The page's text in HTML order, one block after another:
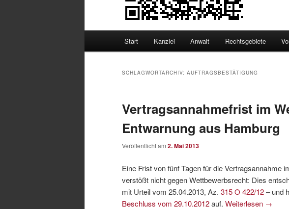
Start Kanzlei Anwalt Rechtsgebiete
SCHLAGWORTARCHIV: AUFTRAGSBESTÄTIGUNG
Vertragsannahmefrist im
Entwarnung aus Hamburg
Veröffentlicht am 2. Mai 2013
Eine Frist von fünf Tagen für die Vertragsannahme
verstößt nicht gegen Wettbewerbsrecht: Dies
mit Urteil vom 25.04.2013, Az. 315 O 422/12– und
Beschluss vom 29.10.2012auf. Weiterlesen →